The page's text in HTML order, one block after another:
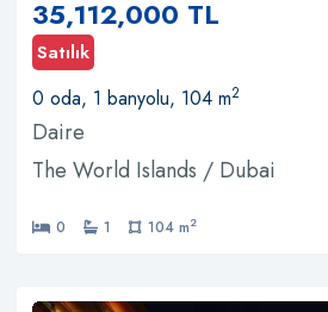
35,112,000 TL
Satılık
0 oda, 1 banyolu, 104 m2
Daire
The World Islands / Dubai
0 1 104 m2